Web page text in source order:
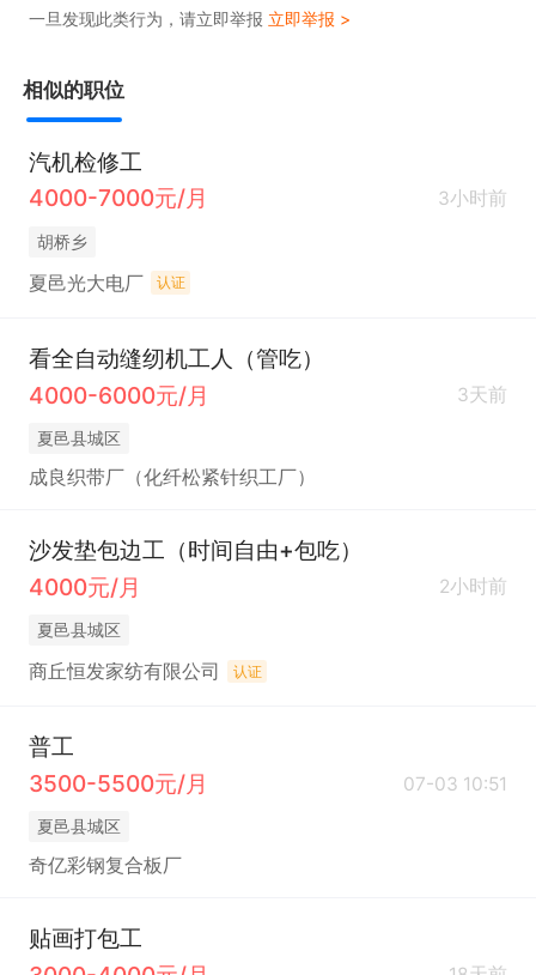
一旦发现此类行为，请立即举报 立即举报 >
相似的职位
汽机检修工
4000-7000元/月
3小时前
胡桥乡
夏邑光大电厂 认证
看全自动缝纫机工人（管吃）
4000-6000元/月
3天前
夏邑县城区
成良织带厂（化纤松紧针织工厂）
沙发垫包边工（时间自由+包吃）
4000元/月
2小时前
夏邑县城区
商丘恒发家纺有限公司 认证
普工
3500-5500元/月
07-03 10:51
夏邑县城区
奇亿彩钢复合板厂
贴画打包工